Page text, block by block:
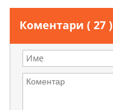
Коментари ( 27 )